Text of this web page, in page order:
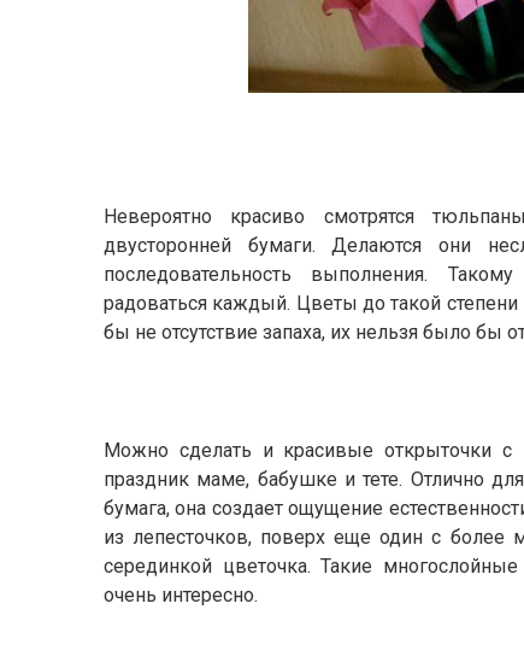
Невероятно красиво смотрятся
двусторонней бумаги. Делаются они
последовательность выполнения.
радоваться каждый. Цветы до такой степени
бы не отсутствие запаха, их нельзя было бы
Можно сделать и красивые открыточки
праздник маме, бабушке и тете. Отлично
бумага, она создает ощущение
из лепесточков, поверх еще один с более
серединкой цветочка. Такие
очень интересно.